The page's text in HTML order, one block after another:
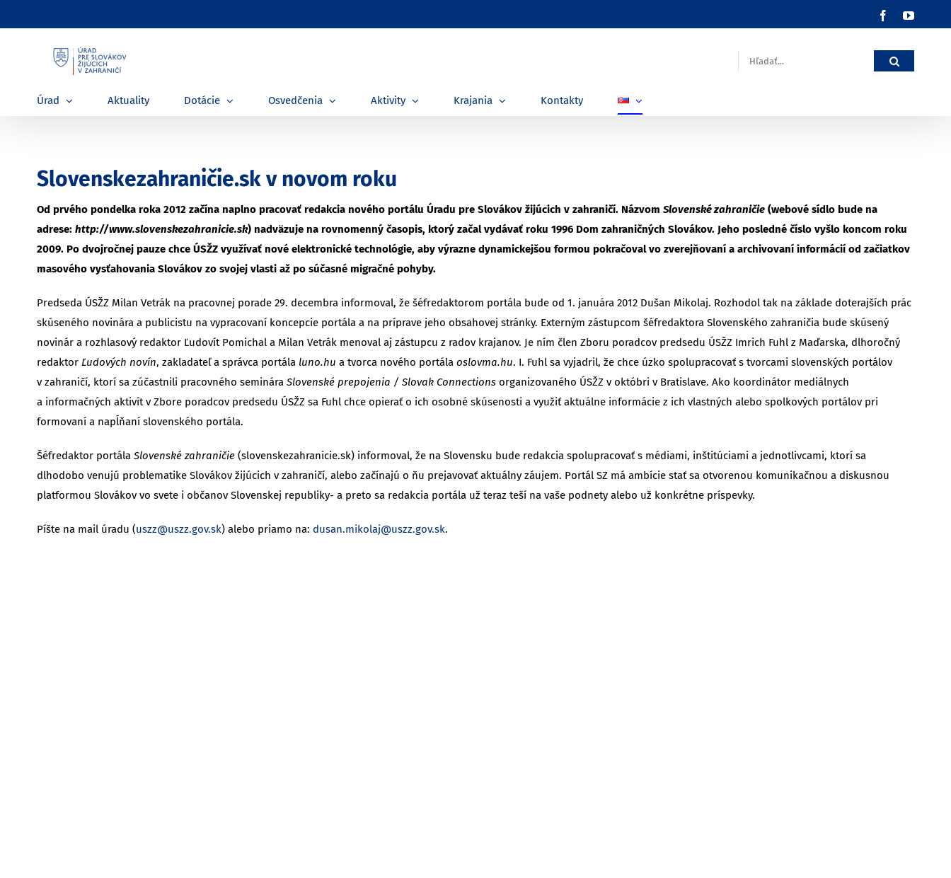
to
Facebook
Hľadať:
Úrad Aktuality Dotácie Osvedčenia Aktivity Krajania Kontakty
Slovenskezahraničie.sk v novom roku
Od prvého pondelka roka 2012 začína naplno pracovať redakcia nového portálu Úradu pre Slovákov žijúcich v zahraničí. Názvom Slovenské zahraničie (webové sídlo bude na
adrese: http://www.slovenskezahranicie.sk) nadväzuje na rovnomenný časopis, ktorý začal vydávať roku 1996 Dom zahraničných Slovákov. Jeho posledné číslo vyšlo koncom roku
2009. Po dvojročnej pauze chce ÚSŽZ využívať nové elektronické technológie, aby výrazne dynamickejšou formou pokračoval vo zverejňovaní a archivovaní informácií od začiatkov
masového vysťahovania Slovákov zo svojej vlasti až po súčasné migračné pohyby.
Predseda ÚSŽZ Milan Vetrák na pracovnej porade 29. decembra informoval, že šéfredaktorom portála bude od 1. januára 2012 Dušan Mikolaj. Rozhodol tak na základe doterajších prác
skúseného novinára a publicistu na vypracovaní koncepcie portála a na príprave jeho obsahovej stránky. Externým zástupcom šéfredaktora Slovenského zahraničia bude skúsený
novinár a rozhlasový redaktor Ľudovít Pomichal a Milan Vetrák menoval aj zástupcu z radov krajanov. Je ním člen Zboru poradcov predsedu ÚSŽZ Imrich Fuhl z Maďarska, dlhoročný
redaktor Ľudových novín, zakladateľ a správca portála luno.hu a tvorca nového portála oslovma.hu. I. Fuhl sa vyjadril, že chce úzko spolupracovať s tvorcami slovenských portálov
v zahraničí, ktorí sa zúčastnili pracovného seminára Slovenské prepojenia / Slovak Connections organizovaného ÚSŽZ v októbri v Bratislave. Ako koordinátor mediálnych
a informačných aktivít v Zbore poradcov predsedu ÚSŽZ sa Fuhl chce opierať o ich osobné skúsenosti a využiť aktuálne informácie z ich vlastných alebo spolkových portálov pri
formovaní a napĺňaní slovenského portála.
Šéfredaktor portála Slovenské zahraničie (slovenskezahranicie.sk) informoval, že na Slovensku bude redakcia spolupracovať s médiami, inštitúciami a jednotlivcami, ktorí sa
dlhodobo venujú problematike Slovákov žijúcich v zahraničí, alebo začínajú o ňu prejavovať aktuálny záujem. Portál SZ má ambície stať sa otvorenou komunikačnou a diskusnou
platformou Slovákov vo svete i občanov Slovenskej republiky- a preto sa redakcia portála už teraz teší na vaše podnety alebo už konkrétne príspevky.
Píšte na mail úradu (uszz@uszz.gov.sk) alebo priamo na: dusan.mikolaj@uszz.gov.sk.